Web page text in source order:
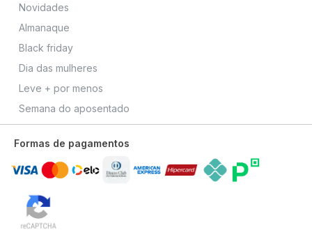
Novidades
Almanaque
Black friday
Dia das mulheres
Leve + por menos
Semana do aposentado
Formas de pagamentos